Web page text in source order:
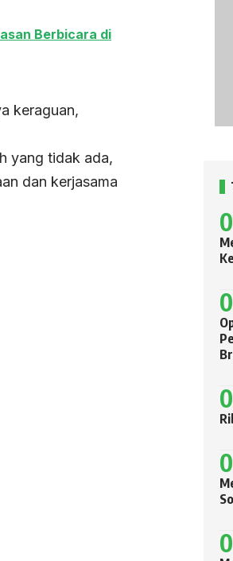
Berbicara di
keraguan,
yang tidak ada,
dan kerjasama